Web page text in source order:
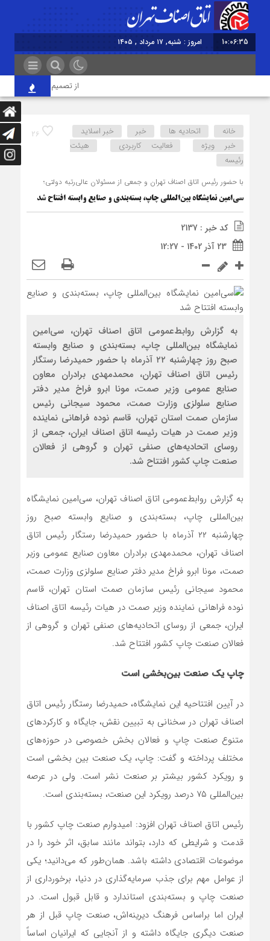
10:06:36 امروز : شنبه, ۱۷ مرداد , ۱۴۰۵
از تصمیم‌سازی تا نظارت؛
26 خانه اتحادیه ها خبر
خبر اسلايد
خبر ویژه
فعالیت کاربردی
هیئت
رئیسه
با حضور رئیس اتاق اصناف تهران و جمعی از مسئولان عالی‌رتبه دولتی؛
سی‌امین نمایشگاه بین‌المللی چاپ، بسته‌بندی و صنایع وابسته افتتاح شد
کد خبر : 2137
23 آذر 1402 - 12:27
به گزارش روابط‌عمومی اتاق اصناف تهران، سی‌امین
نمایشگاه بین‌المللی چاپ، بسته‌بندی و صنایع وابسته
صبح روز چهارشنبه ۲۲ آذرماه با حضور حمیدرضا رستگار
رئیس اتاق اصناف تهران، محمدمهدی برادران معاون
صنایع عمومی وزیر صمت، مونا ابرو فراخ مدیر دفتر
صنایع سلولزی وزارت صمت، محمود سیجانی رئیس
سازمان صمت استان تهران، قاسم نوده فراهانی نماینده
وزیر صمت در هیات رئیسه اتاق اصناف ایران، جمعی از
روسای اتحادیه‌های صنفی تهران و گروهی از فعالان
صنعت چاپ کشور افتتاح شد.
به گزارش روابط‌عمومی اتاق اصناف تهران، سی‌امین نمایشگاه
بین‌المللی چاپ، بسته‌بندی و صنایع وابسته صبح روز
چهارشنبه ۲۲ آذرماه با حضور حمیدرضا رستگار رئیس اتاق
اصناف تهران، محمدمهدی برادران معاون صنایع عمومی وزیر
صمت، مونا ابرو فراخ مدیر دفتر صنایع سلولزی وزارت صمت،
محمود سیجانی رئیس سازمان صمت استان تهران، قاسم
نوده فراهانی نماینده وزیر صمت در هیات رئیسه اتاق اصناف
ایران، جمعی از روسای اتحادیه‌های صنفی تهران و گروهی از
فعالان صنعت چاپ کشور افتتاح شد.
چاپ یک صنعت بین‌بخشی است
در آیین افتتاحیه این نمایشگاه، حمیدرضا رستگار رئیس اتاق
اصناف تهران در سخنانی به تبیین نقش، جایگاه و کارکردهای
متنوع صنعت چاپ و فعالان بخش خصوصی در حوزه‌های
مختلف پرداخته و گفت: چاپ، یک صنعت بین بخشی است
و رویکرد کشور بیشتر بر صنعت نشر است. ولی در عرصه
بین‌المللی ۷۵ درصد رویکرد این صنعت، بسته‌بندی است.
رئیس اتاق اصناف تهران افزود: امیدوارم صنعت چاپ کشور با
قدمت و شرایطی که دارد، بتواند مانند سابق، اثر خود را در
موضوعات اقتصادی داشته باشد. همان‌طور که می‌دانید؛ یکی
از عوامل مهم برای جذب سرمایه‌گذاری در دنیا، برخورداری از
صنعت چاپ و بسته‌بندی استاندارد و قابل قبول است. در
ایران اما براساس فرهنگ دیرینه‌اش، صنعت چاپ قبل از هر
صنعت دیگری جایگاه داشته و از آنجایی که ایرانیان اساساً